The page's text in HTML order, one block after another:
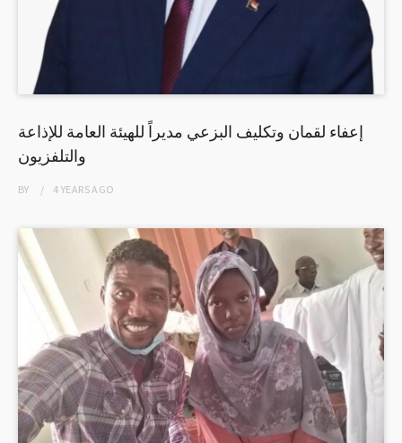
إعفاء لقمان وتكليف البزعي مديراً للهيئة العامة للإذاعة
والتلفزيون
BY 4 YEARSAGO